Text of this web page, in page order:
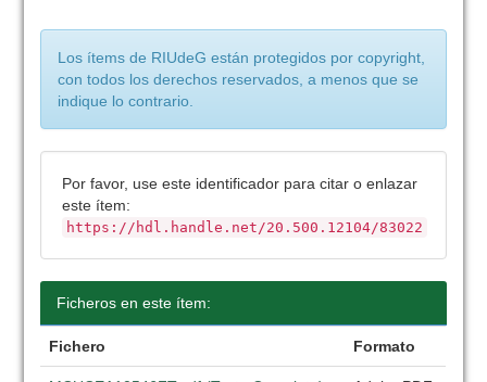
Los ítems de RIUdeG están protegidos por copyright,
con todos los derechos reservados, a menos que se
indique lo contrario.
Por favor, use este identificador para citar o enlazar
este ítem:
https://hdl.handle.net/20.500.12104/83022
Ficheros en este ítem:
Fichero Formato